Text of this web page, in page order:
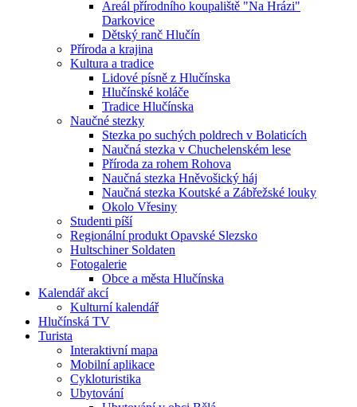
Areál přírodního koupaliště "Na Hrázi"
Darkovice
Dětský ranč Hlučín
Příroda a krajina
Kultura a tradice
Lidové písně z Hlučínska
Hlučínské koláče
Tradice Hlučínska
Naučné stezky
Stezka po suchých poldrech v Bolaticích
Naučná stezka v Chuchelenském lese
Příroda za rohem Rohova
Naučná stezka Hněvošický háj
Naučná stezka Koutské a Zábřežské louky
Okolo Vřesiny
Studenti píší
Regionální produkt Opavské Slezsko
Hultschiner Soldaten
Fotogalerie
Obce a města Hlučínska
Kalendář akcí
Kulturní kalendář
Hlučínská TV
Turista
Interaktivní mapa
Mobilní aplikace
Cykloturistika
Ubytování